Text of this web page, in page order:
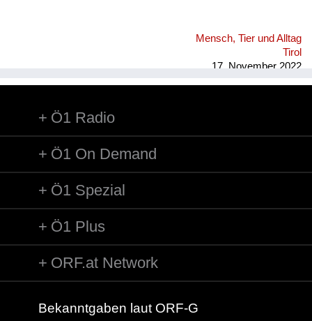
Mensch, Tier und Alltag
Tirol
17. November 2022
Ö1 Radio
Ö1 On Demand
Ö1 Spezial
Ö1 Plus
ORF.at Network
Bekanntgaben laut ORF-G